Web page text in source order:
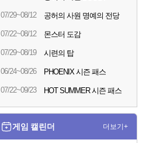
07/29~08/12 공허의 사원 명예의 전당
07/22~08/12 몬스터 도감
07/29~08/19 시련의 탑
06/24~08/26 PHOENIX 시즌 패스
07/22~09/23 HOT SUMMER 시즌 패스
게임 캘린더 더보기+